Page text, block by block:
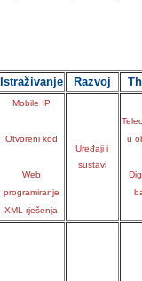
Istraživanje Razvoj
Mobile IP
Otvoreni kod
Web
programiranje
XML rješenja
Uređaji i
sustavi
u